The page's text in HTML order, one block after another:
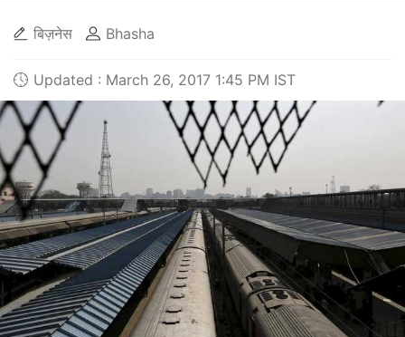
बिज़नेस Bhasha
Updated : March 26, 2017 1:45 PM IST